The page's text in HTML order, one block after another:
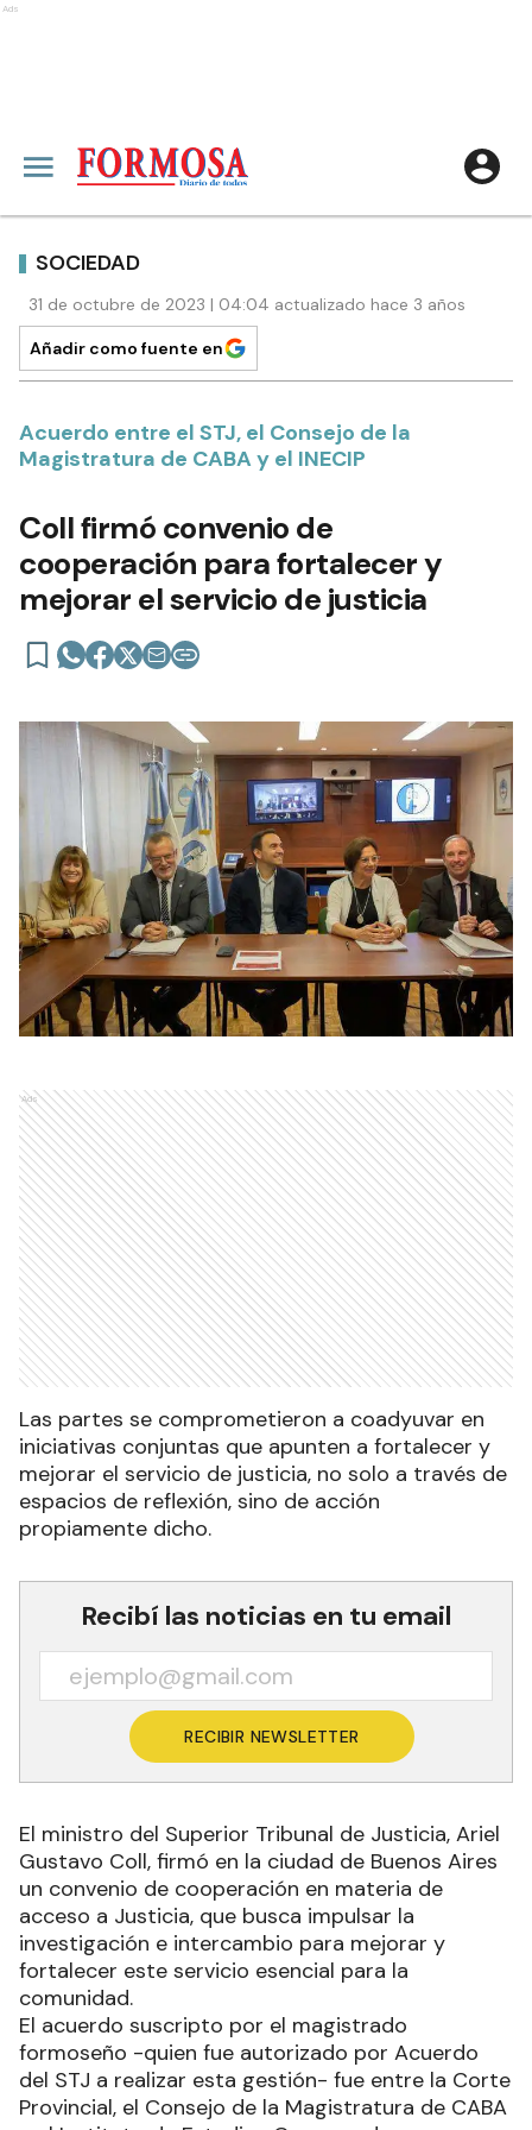
Ads
SOCIEDAD
31 de octubre de 2023 | 04:04 actualizado hace 3 años
Añadir como fuente en
Acuerdo entre el STJ, el Consejo de la
Magistratura de CABA y el INECIP
Coll firmó convenio de
cooperación para fortalecer y
mejorar el servicio de justicia
Ads
Las partes se comprometieron a coadyuvar en
iniciativas conjuntas que apunten a fortalecer y
mejorar el servicio de justicia, no solo a través de
espacios de reflexión, sino de acción
propiamente dicho.
Recibí las noticias en tu email
RECIBIR NEWSLETTER
El ministro del Superior Tribunal de Justicia, Ariel
Gustavo Coll, firmó en la ciudad de Buenos Aires
un convenio de cooperación en materia de
acceso a Justicia, que busca impulsar la
investigación e intercambio para mejorar y
fortalecer este servicio esencial para la
comunidad.
El acuerdo suscripto por el magistrado
formoseño -quien fue autorizado por Acuerdo
del STJ a realizar esta gestión- fue entre la Corte
Provincial, el Consejo de la Magistratura de CABA